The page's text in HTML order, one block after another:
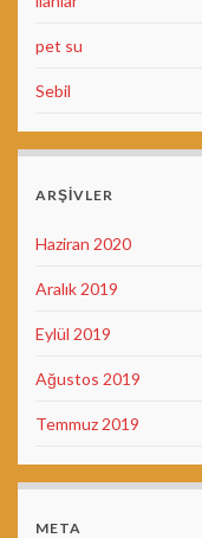
pet su
Sebil
ARŞIVLER
Haziran 2020
Aralık 2019
Eylül 2019
Ağustos 2019
Temmuz 2019
META